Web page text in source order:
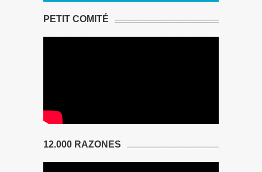
PETIT COMITÉ
12.000 RAZONES